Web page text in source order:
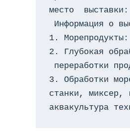
место
Информация о
1.
2. Глубокая
переработки
3. Обработки
станки, миксер,
аквакультура